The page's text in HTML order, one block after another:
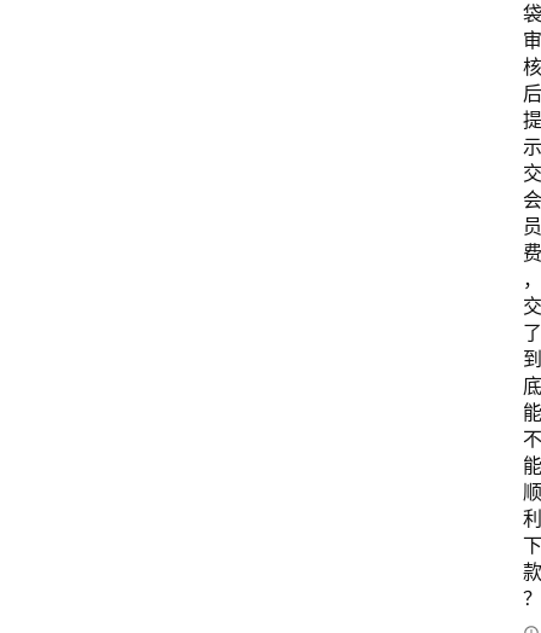
袋
审
核
后
提
示
交
会
员
费
，
交
了
到
底
能
不
能
顺
利
下
款
？